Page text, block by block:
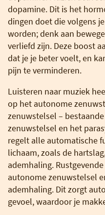
dopamine. Dit is het
dingen doet die volgens
worden; denk aan
verliefd zijn. Deze boost
dat je je beter voelt, en
pijn te verminderen.
Luisteren naar muziek
op het autonome
zenuwstelsel –
zenuwstelsel en het
regelt alle automatische
lichaam, zoals de
ademhaling.
autonome zenuwstelsel
ademhaling. Dit zorgt
gevoel, waardoor je